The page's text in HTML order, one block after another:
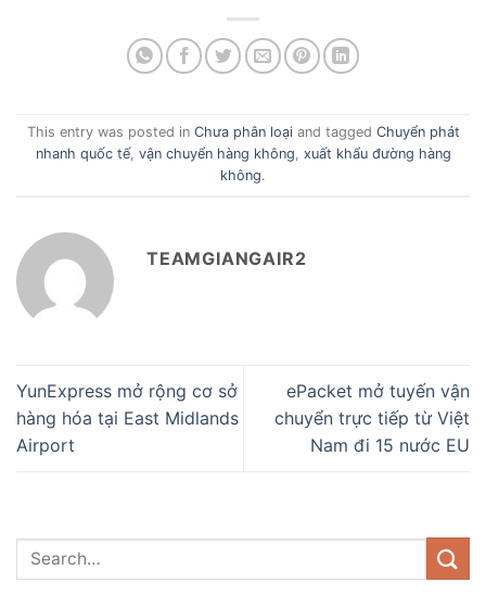
This entry was posted in Chưa phân loạiand tagged Chuyển phát
nhanh quốc tế, vận chuyển hàng không, xuất khẩu đường hàng
không.
TEAMGIANGAIR2
YunExpress mở rộng cơ sở
hàng hóa tại East Midlands
Airport
ePacket mở tuyến vận
chuyển trực tiếp từ Việt
Nam đi 15 nước EU